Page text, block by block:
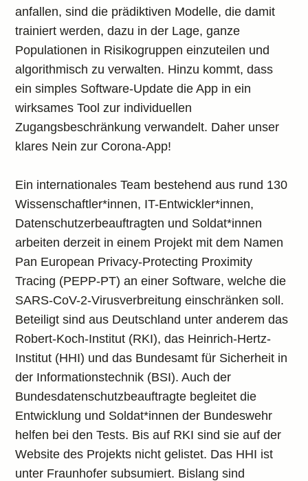
anfallen, sind die prädiktiven Modelle, die damit
trainiert werden, dazu in der Lage, ganze
Populationen in Risikogruppen einzuteilen und
algorithmisch zu verwalten. Hinzu kommt, dass
ein simples Software-Update die App in ein
wirksames Tool zur individuellen
Zugangsbeschränkung verwandelt. Daher unser
klares Nein zur Corona-App!
Ein internationales Team bestehend aus rund 130
Wissenschaftler*innen, IT-Entwickler*innen,
Datenschutzerbeauftragten und Soldat*innen
arbeiten derzeit in einem Projekt mit dem Namen
Pan European Privacy-Protecting Proximity
Tracing (PEPP-PT) an einer Software, welche die
SARS-CoV-2-Virusverbreitung einschränken soll.
Beteiligt sind aus Deutschland unter anderem das
Robert-Koch-Institut (RKI), das Heinrich-Hertz-
Institut (HHI) und das Bundesamt für Sicherheit in
der Informationstechnik (BSI). Auch der
Bundesdatenschutzbeauftragte begleitet die
Entwicklung und Soldat*innen der Bundeswehr
helfen bei den Tests. Bis auf RKI sind sie auf der
Website des Projekts nicht gelistet. Das HHI ist
unter Fraunhofer subsumiert. Bislang sind